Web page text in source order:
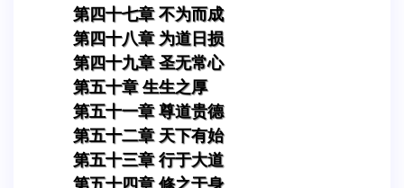
第四十七章 不为而成
第四十八章 为道日损
第四十九章 圣无常心
第五十章 生生之厚
第五十一章 尊道贵德
第五十二章 天下有始
第五十三章 行于大道
第五十四章 修之于身